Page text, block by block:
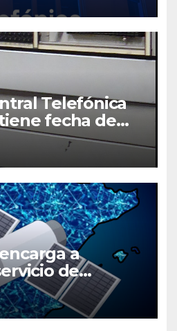
Telefónica
fecha de
a
de
por satélite